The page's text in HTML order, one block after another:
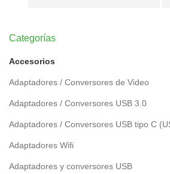
Categorías
Accesorios
Adaptadores / Conversores de Video
Adaptadores / Conversores USB 3.0
Adaptadores / Conversores USB tipo C
Adaptadores Wifi
Adaptadores y conversores USB